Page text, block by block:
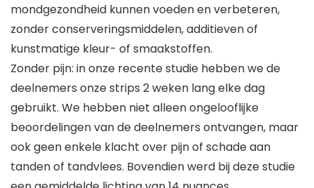
mondgezondheid kunnen voeden en verbeteren,
zonder conserveringsmiddelen, additieven of
kunstmatige kleur- of smaakstoffen.
Zonder pijn: in onze recente studie hebben we de
deelnemers onze strips 2 weken lang elke dag
gebruikt. We hebben niet alleen ongelooflijke
beoordelingen van de deelnemers ontvangen, maar
ook geen enkele klacht over pijn of schade aan
tanden of tandvlees. Bovendien werd bij deze studie